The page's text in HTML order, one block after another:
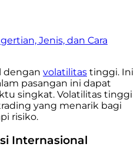
Jenis, dan Cara
dengan volatilitas tinggi. Ini
pasangan ini dapat
singkat. Volatilitas tinggi
yang menarik bagi
risiko.
Internasional